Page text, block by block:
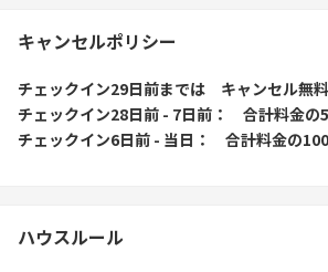
キャンセルポリシー
チェックイン29日前までは
キャンセル無料
チェックイン28日前 - 7日前
合計料金の
チェックイン6日前 - 当日
合計料金の
ハウスルール